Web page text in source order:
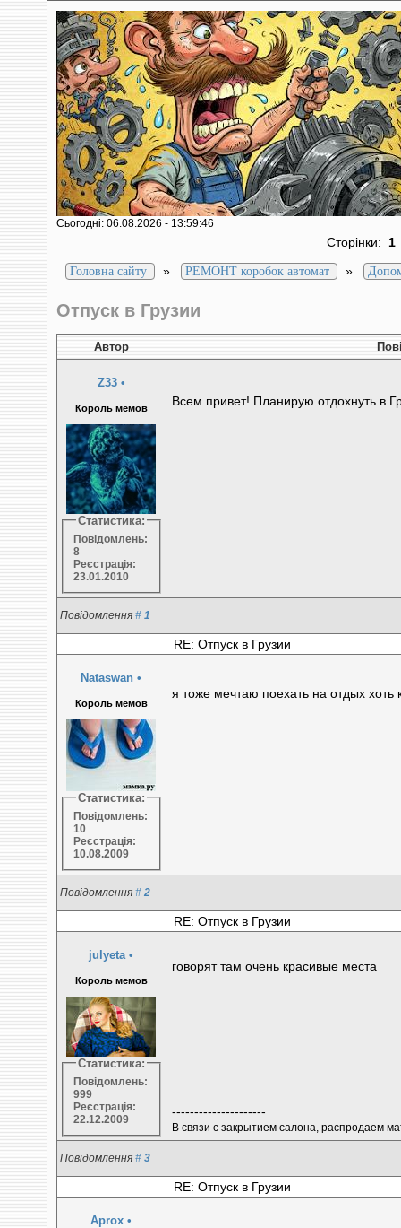
Сьогодні: 06.08.2026 - 13:59:46
Сторінки: 1
Головна сайту » РЕМОНТ коробок автомат »
Отпуск в Грузии
Автор
Z33 •
Король мемов
Статистика:
Повідомлень:
8
Реєстрація:
23.01.2010
Всем привет! Планирую отдохнуть в
Повідомлення # 1
RE: Отпуск в Грузии
Nataswan •
Король мемов
Статистика:
Повідомлень:
10
Реєстрація:
10.08.2009
я тоже мечтаю поехать на отдых хоть
Повідомлення # 2
RE: Отпуск в Грузии
julyeta •
Король мемов
Статистика:
Повідомлень:
999
Реєстрація:
22.12.2009
говорят там очень красивые места
---------------------
В связи с закрытием салона, распродаем
Повідомлення # 3
RE: Отпуск в Грузии
Aprox •